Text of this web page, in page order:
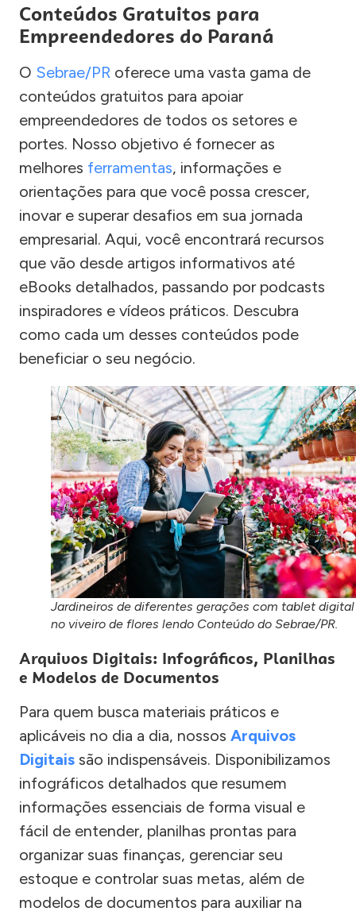
Conteúdos Gratuitos para
Empreendedores do Paraná
O Sebrae/PR oferece uma vasta gama de
conteúdos gratuitos para apoiar
empreendedores de todos os setores e
portes. Nosso objetivo é fornecer as
melhores ferramentas, informações e
orientações para que você possa crescer,
inovar e superar desafios em sua jornada
empresarial. Aqui, você encontrará recursos
que vão desde artigos informativos até
eBooks detalhados, passando por podcasts
inspiradores e vídeos práticos. Descubra
como cada um desses conteúdos pode
beneficiar o seu negócio.
Jardineiros de diferentes gerações com tablet digital
no viveiro de flores lendo Conteúdo do Sebrae/PR.
Arquivos Digitais: Infográficos, Planilhas
e Modelos de Documentos
Para quem busca materiais práticos e
aplicáveis no dia a dia, nossos Arquivos
Digitais são indispensáveis. Disponibilizamos
infográficos detalhados que resumem
informações essenciais de forma visual e
fácil de entender, planilhas prontas para
organizar suas finanças, gerenciar seu
estoque e controlar suas metas, além de
modelos de documentos para auxiliar na